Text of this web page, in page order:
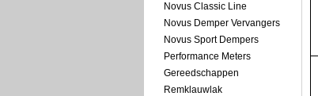
Novus Classic Line
Novus Demper Vervangers
Novus Sport Dempers
Performance Meters
Gereedschappen
Remklauwlak